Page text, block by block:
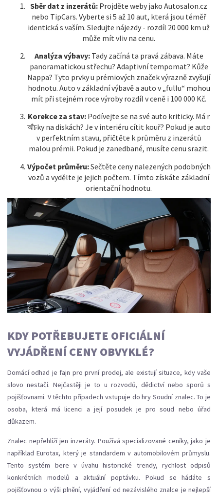
Sběr dat z inzerátů: Projděte weby jako Autosalon.cz
nebo TipCars. Vyberte si 5 až 10 aut, která jsou téměř
identická s vaším. Sledujte nájezdy - rozdíl 20 000 km už
může mít vliv na cenu.
Analýza výbavy:Tady začíná ta pravá zábava. Máte
panoramatickou střechu? Adaptivní tempomat? Kůže
Nappa? Tyto prvky u prémiových značek výrazně zvyšují
hodnotu. Auto v základní výbavě a auto v „fullu“ mohou
mít při stejném roce výroby rozdíl v ceně i 100 000 Kč.
Korekce za stav: Podívejte se na své auto kriticky. Má r
আঁচky na diskách? Je v interiéru cítit kouř? Pokud je auto
v perfektním stavu, přičtěte k průměru z inzerátů
malou prémii. Pokud je zanedbané, musíte cenu srazit.
Výpočet průměru:Sečtěte ceny nalezených podobných
vozů a vydělte je jejich počtem. Tímto získáte základní
orientační hodnotu.
KDY POTŘEBUJETE OFICIÁLNÍ
VYJÁDŘENÍ CENY OBVYKLÉ?
Domácí odhad je fajn pro první prodej, ale existují situace, kdy vaše
slovo nestačí. Nejčastěji je to u rozvodů, dědictví nebo sporů s
pojišťovnami. V těchto případech vstupuje do hry Soudní znalec. To je
osoba, která má licenci a její posudek je pro soud nebo úřad
důkazem.
Znalec nepřehlíží jen inzeráty. Používá specializované ceníky, jako je
napříkladEurotax, který je standardem v automobilovém průmyslu.
Tento systém bere v úvahu historické trendy, rychlost odpisů
konkrétních modelů a aktuální poptávku. Pokud se hádáte s
pojišťovnou o výši plnění, vyjádření od nezávislého znalce je nejlepší